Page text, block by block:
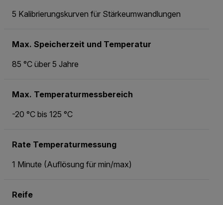
5 Kalibrierungskurven für Stärkeumwandlungen
Max. Speicherzeit und Temperatur
85 °C über 5 Jahre
Max. Temperaturmessbereich
-20 °C bis 125 °C
Rate Temperaturmessung
1 Minute (Auflösung für min/max)
Reife